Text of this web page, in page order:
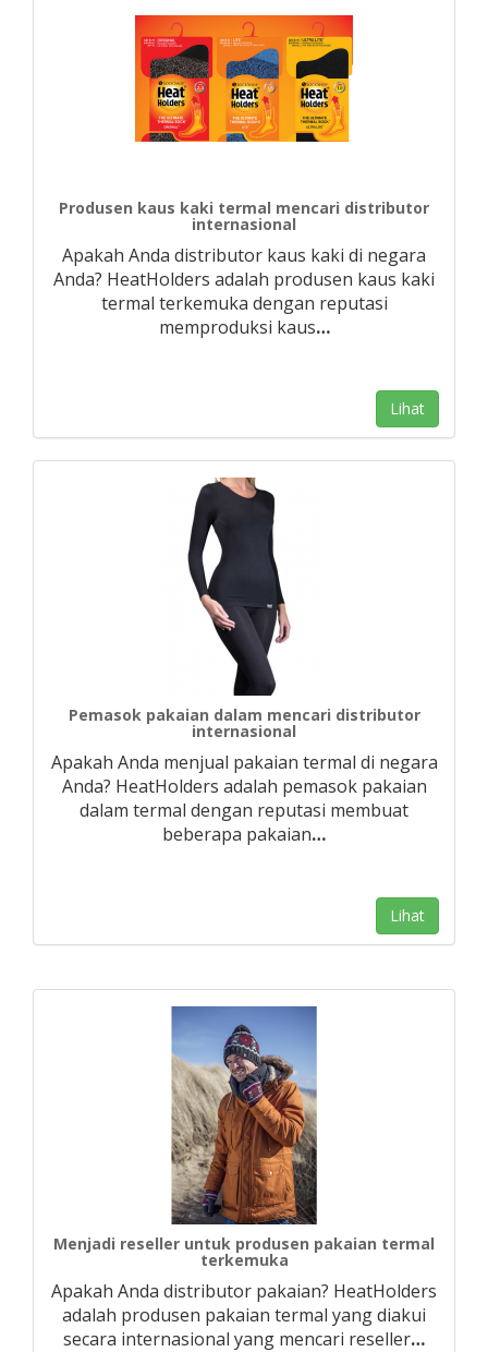
Produsen kaus kaki termal mencari distributor
internasional
Apakah Anda distributor kaus kaki di negara
Anda? HeatHolders adalah produsen kaus kaki
termal terkemuka dengan reputasi
memproduksi kaus…
Lihat
Pemasok pakaian dalam mencari distributor
internasional
Apakah Anda menjual pakaian termal di negara
Anda? HeatHolders adalah pemasok pakaian
dalam termal dengan reputasi membuat
beberapa pakaian…
Lihat
Menjadi reseller untuk produsen pakaian termal
terkemuka
Apakah Anda distributor pakaian? HeatHolders
adalah produsen pakaian termal yang diakui
secara internasional yang mencari reseller…